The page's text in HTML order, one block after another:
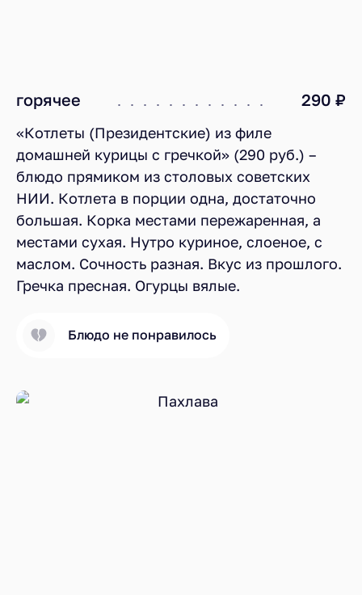
горячее 290 ₽
«Котлеты (Президентские) из филе
домашней курицы с гречкой» (290 руб.) –
блюдо прямиком из столовых советских
НИИ. Котлета в порции одна, достаточно
большая. Корка местами пережаренная, а
местами сухая. Нутро куриное, слоеное, с
маслом. Сочность разная. Вкус из прошлого.
Гречка пресная. Огурцы вялые.
Блюдо не понравилось